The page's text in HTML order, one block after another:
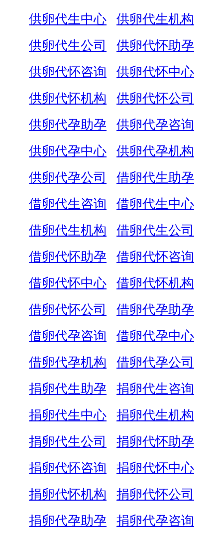
供卵代生中心
供卵代生机构
供卵代生公司
供卵代怀助孕
供卵代怀咨询
供卵代怀中心
供卵代怀机构
供卵代怀公司
供卵代孕助孕
供卵代孕咨询
供卵代孕中心
供卵代孕机构
供卵代孕公司
借卵代生助孕
借卵代生咨询
借卵代生中心
借卵代生机构
借卵代生公司
借卵代怀助孕
借卵代怀咨询
借卵代怀中心
借卵代怀机构
借卵代怀公司
借卵代孕助孕
借卵代孕咨询
借卵代孕中心
借卵代孕机构
借卵代孕公司
捐卵代生助孕
捐卵代生咨询
捐卵代生中心
捐卵代生机构
捐卵代生公司
捐卵代怀助孕
捐卵代怀咨询
捐卵代怀中心
捐卵代怀机构
捐卵代怀公司
捐卵代孕助孕
捐卵代孕咨询